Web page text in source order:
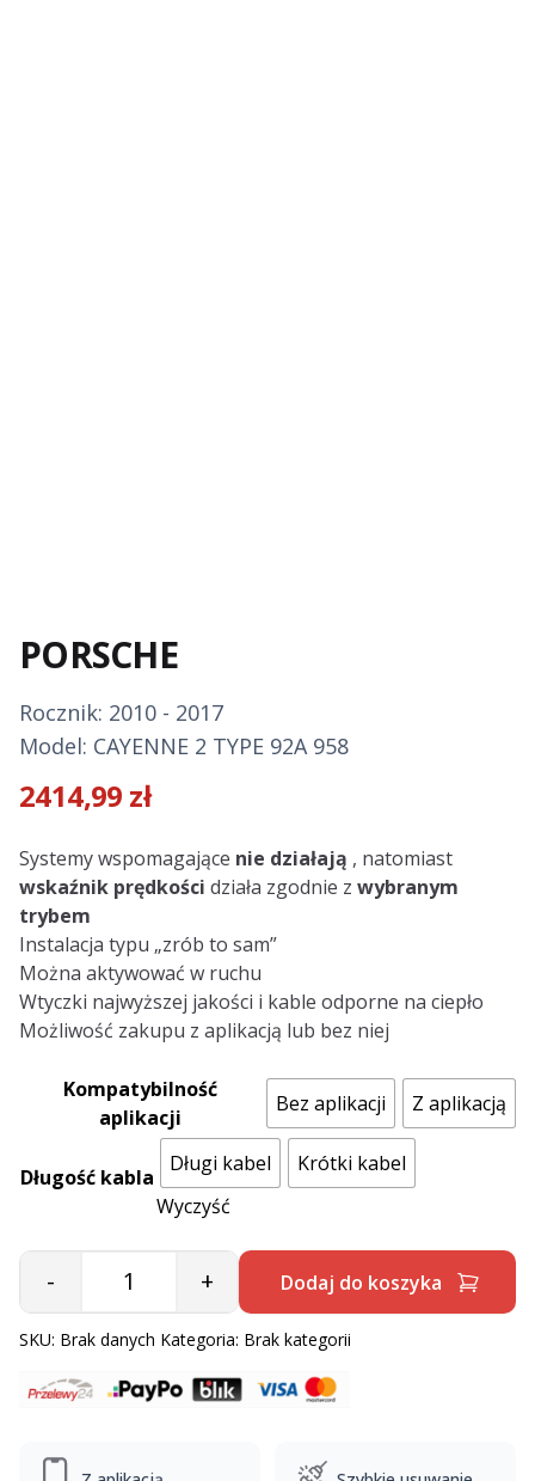
PORSCHE
Rocznik: 2010 - 2017
Model: CAYENNE 2 TYPE 92A 958
2414,99 zł
Description
Systemy wspomagające nie działają , natomiast
wskaźnik prędkości działa zgodnie z wybranym
trybem
Instalacja typu „zrób to sam”
Można aktywować w ruchu
Wtyczki najwyższej jakości i kable odporne na ciepło
Możliwość zakupu z aplikacją lub bez niej
Kompatybilność
aplikacji
Bez aplikacji Z aplikacją
Długość kabla
Długi kabel
Krótki kabel
Wyczyść
Quantity
- + Dodaj do koszyka
SKU: Brak danych Kategoria: Brak kategorii